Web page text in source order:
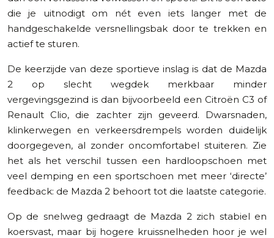
die je uitnodigt om nét even iets langer met de
handgeschakelde versnellingsbak door te trekken en
actief te sturen.
De keerzijde van deze sportieve inslag is dat de Mazda
2 op slecht wegdek merkbaar minder
vergevingsgezind is dan bijvoorbeeld een Citroën C3 of
Renault Clio, die zachter zijn geveerd. Dwarsnaden,
klinkerwegen en verkeersdrempels worden duidelijk
doorgegeven, al zonder oncomfortabel stuiteren. Zie
het als het verschil tussen een hardloopschoen met
veel demping en een sportschoen met meer ‘directe’
feedback: de Mazda 2 behoort tot die laatste categorie.
Op de snelweg gedraagt de Mazda 2 zich stabiel en
koersvast, maar bij hogere kruissnelheden hoor je wel